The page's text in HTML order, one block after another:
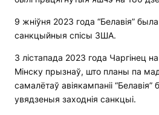
9 жніўня 2023 года “Белавія”
санкцыйныя спісы ЗША.
3 лістапада 2023 года Чаргінец
Мінску прызнаў, што планы па
самалётаў авіякампаніі
увядзеныя заходнія санкцыі.